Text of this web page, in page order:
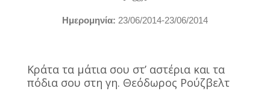
Hμερομηνία: 23/06/2014-23/06/2014
Κράτα τα μάτια σου στ’ αστέρια και τα
πόδια σου στη γη. Θεόδωρος Ρούζβελτ